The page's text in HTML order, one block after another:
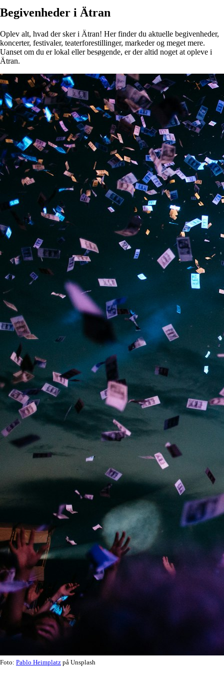
Begivenheder i Ätran
Oplev alt, hvad der sker i Ätran! Her finder du aktuelle begivenheder,
koncerter, festivaler, teaterforestillinger, markeder og meget mere.
Uanset om du er lokal eller besøgende, er der altid noget at opleve i
Ätran.
Foto: Pablo Heimplatz på Unsplash